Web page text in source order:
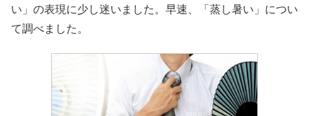
い」の表現に少し迷いました。早速、「蒸し暑い」につい
て調べました。